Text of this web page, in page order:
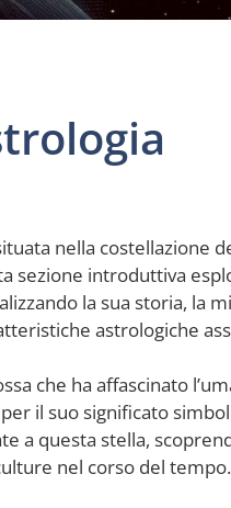
nella costellazione
sezione introduttiva
la sua storia, la
astrologiche
che ha affascinato
il suo significato
a questa stella,
nel corso del tempo.